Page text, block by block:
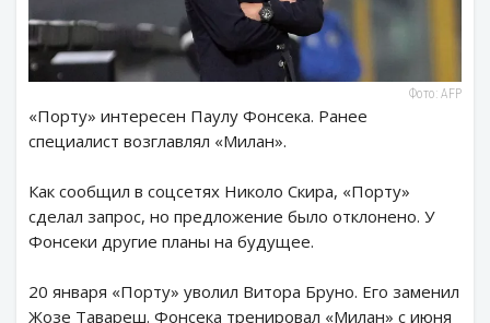
Фото: AFP
«Порту» интересен Паулу Фонсека. Ранее
специалист возглавлял «Милан».
Как сообщил в соцсетях Николо Скира, «Порту»
сделал запрос, но предложение было отклонено. У
Фонсеки другие планы на будущее.
20 января «Порту» уволил Витора Бруно. Его заменил
Жозе Тавареш. Фонсека тренировал «Милан» с июня